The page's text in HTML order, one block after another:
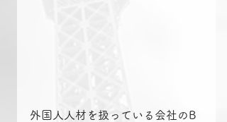
外国人人材を扱っている会社のB